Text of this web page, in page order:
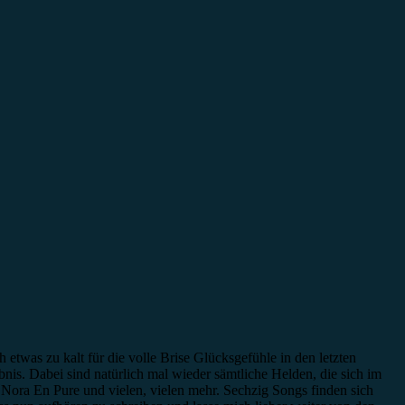
etwas zu kalt für die volle Brise Glücksgefühle in den letzten
Dabei sind natürlich mal wieder sämtliche Helden, die sich im
En Pure und vielen, vielen mehr. Sechzig Songs finden sich